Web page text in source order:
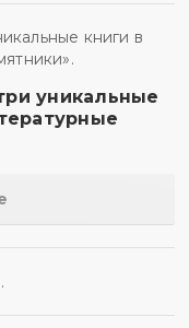
уникальные